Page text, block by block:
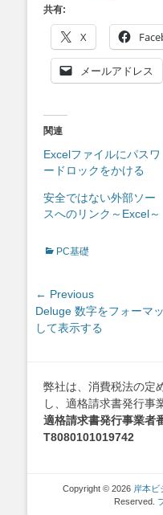
共有:
X
メールアドレス
関連
Excelファイルにパスワ
ードロックをかける
安全ではない外部ソー
スへのリンク～Excel～
Categories
PC基礎
投
稿
ナ
ー
シ
ョ
← Previous
Previous
post:
Deluge 数字をフォーマ
して表示する
弊社は、消費税法の定
し、適格請求書発行事
適格請求書発行事業者
T8080101019742
Copyright © 2026 岸本ビ
Reserved.